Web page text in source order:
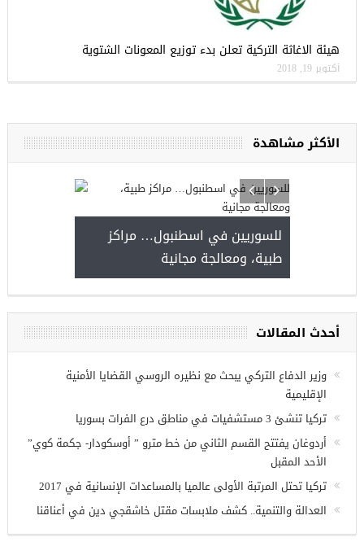
هيئة الاغاثة التركية تعلن بدء توزيع المعونات الشتوية
أكتوبر 19, 2018
الأكثر مشاهدة
للسوريين في اسطنبول…
طبية، ومعالجة مجانية
فرص عمل للسوريين في
وزير الدفاع التركي يبحث مع نظيره الروسي القضايا الأمنية
الإقليمية
تركيا تنشئ 3 مستشفيات في مناطق درع الفرات بسوريا
أردوغان يفتتح القسم الثاني من خط مترو ” أوسكودار- جكمة كوي”
الأحد المقبل
تركيا تحتل المرتبة الأولى عالميا بالمساعدات الإنسانية في 2017
العدالة والتنمية.. كشف ملابسات مقتل خاشقجي دين في أعناقنا